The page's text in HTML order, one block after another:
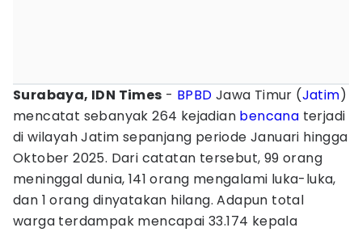
Surabaya, IDN Times - BPBD Jawa Timur (Jatim)
mencatat sebanyak 264 kejadian bencana terjadi
di wilayah Jatim sepanjang periode Januari hingga
Oktober 2025. Dari catatan tersebut, 99 orang
meninggal dunia, 141 orang mengalami luka-luka,
dan 1 orang dinyatakan hilang. Adapun total
warga terdampak mencapai 33.174 kepala